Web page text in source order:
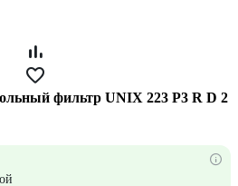
фильтр UNIX 223 P3 R D 2